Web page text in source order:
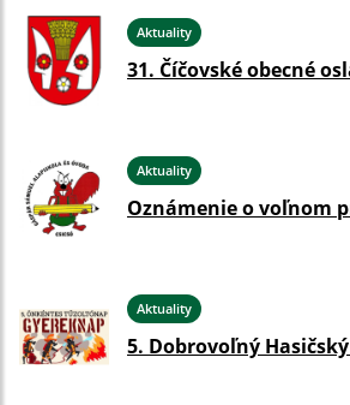
Aktuality
31. Číčovské obecné
Aktuality
Oznámenie o voľnom
Aktuality
5. Dobrovoľný